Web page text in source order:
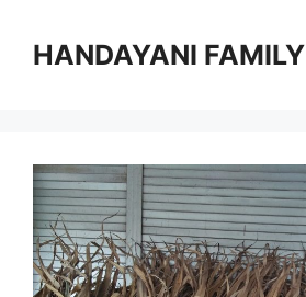
HANDAYANI FAMILY